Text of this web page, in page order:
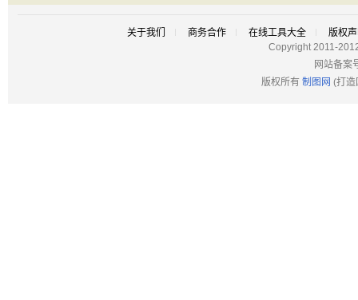
关于我们 商务合作 在线工具大全
版权
Copyright 2011-
网站备案
版权所有 制图网 (打造